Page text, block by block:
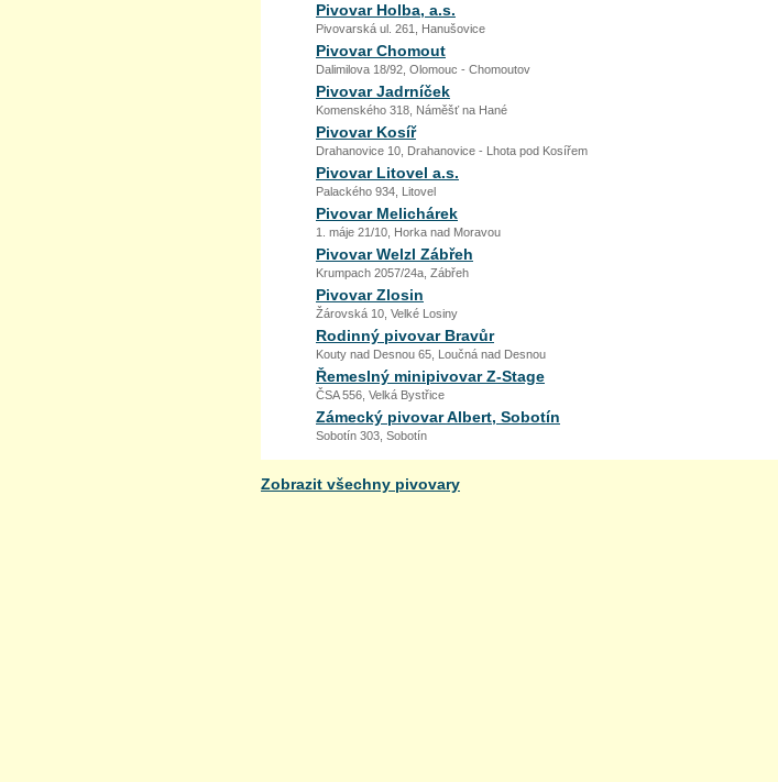
Pivovar Holba, a.s.
Pivovarská ul. 261, Hanušovice
Pivovar Chomout
Dalimilova 18/92, Olomouc - Chomoutov
Pivovar Jadrníček
Komenského 318, Náměšť na Hané
Pivovar Kosíř
Drahanovice 10, Drahanovice - Lhota pod Kosířem
Pivovar Litovel a.s.
Palackého 934, Litovel
Pivovar Melichárek
1. máje 21/10, Horka nad Moravou
Pivovar Welzl Zábřeh
Krumpach 2057/24a, Zábřeh
Pivovar Zlosin
Žárovská 10, Velké Losiny
Rodinný pivovar Bravůr
Kouty nad Desnou 65, Loučná nad Desnou
Řemeslný minipivovar Z-Stage
ČSA 556, Velká Bystřice
Zámecký pivovar Albert, Sobotín
Sobotín 303, Sobotín
Zobrazit všechny pivovary